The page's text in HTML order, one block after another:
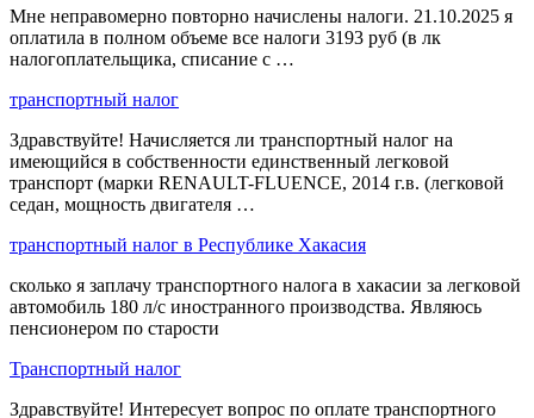
Мне неправомерно повторно начислены налоги. 21.10.2025 я
оплатила в полном объеме все налоги 3193 руб (в лк
налогоплательщика, списание с …
транспортный налог
Здравствуйте! Начисляется ли транспортный налог на
имеющийся в собственности единственный легковой
транспорт (марки RENAULT-FLUENCE, 2014 г.в. (легковой
седан, мощность двигателя …
транспортный налог в Республике Хакасия
сколько я заплачу транспортного налога в хакасии за легковой
автомобиль 180 л/с иностранного производства. Являюсь
пенсионером по старости
Транспортный налог
Здравствуйте! Интересует вопрос по оплате транспортного